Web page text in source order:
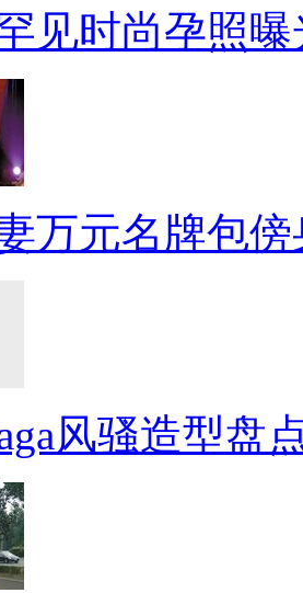
见时尚孕照
万元名牌包
风骚造型盘